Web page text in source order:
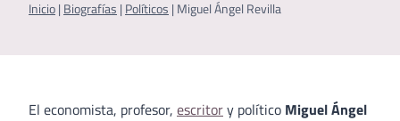
Inicio | Biografías | Políticos | Miguel Ángel Revilla
El economista, profesor, escritory político Miguel Ángel